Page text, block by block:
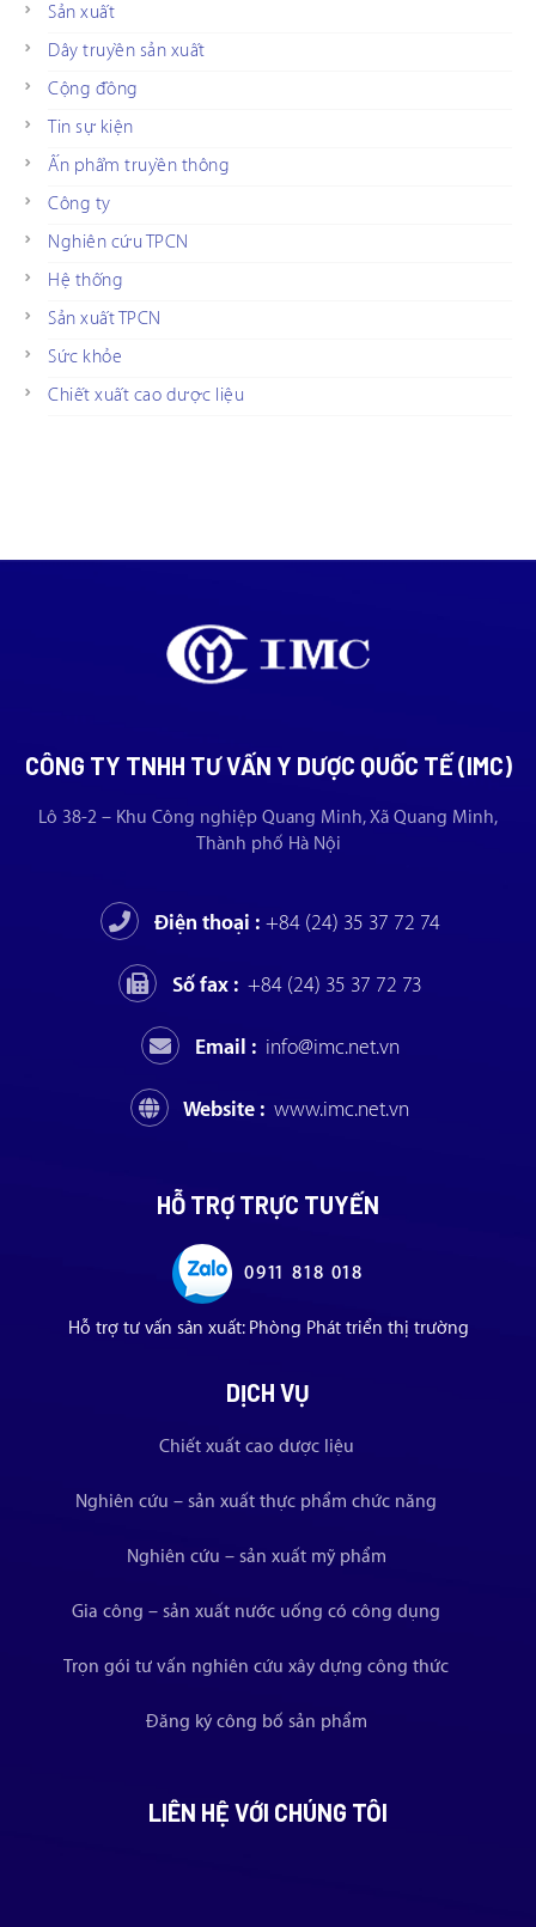
Sản xuất
Dây truyền sản xuất
Cộng đồng
Tin sự kiện
Ấn phẩm truyền thông
Công ty
Nghiên cứu TPCN
Hệ thống
Sản xuất TPCN
Sức khỏe
Chiết xuất cao dược liệu
CÔNG TY TNHH TƯ VẤN Y DƯỢC QUỐC TẾ (IMC)
Lô 38-2 – Khu Công nghiệp Quang Minh, Xã Quang Minh,
Thành phố Hà Nội
Điện thoại : +84 (24) 35 37 72 74
Số fax : +84 (24) 35 37 72 73
Email : info@imc.net.vn
Website : www.imc.net.vn
HỖ TRỢ TRỰC TUYẾN
0911 818 018
Hỗ trợ tư vấn sản xuất: Phòng Phát triển thị trường
DỊCH VỤ
Chiết xuất cao dược liệu
Nghiên cứu – sản xuất thực phẩm chức năng
Nghiên cứu – sản xuất mỹ phẩm
Gia công – sản xuất nước uống có công dụng
Trọn gói tư vấn nghiên cứu xây dựng công thức
Đăng ký công bố sản phẩm
LIÊN HỆ VỚI CHÚNG TÔI